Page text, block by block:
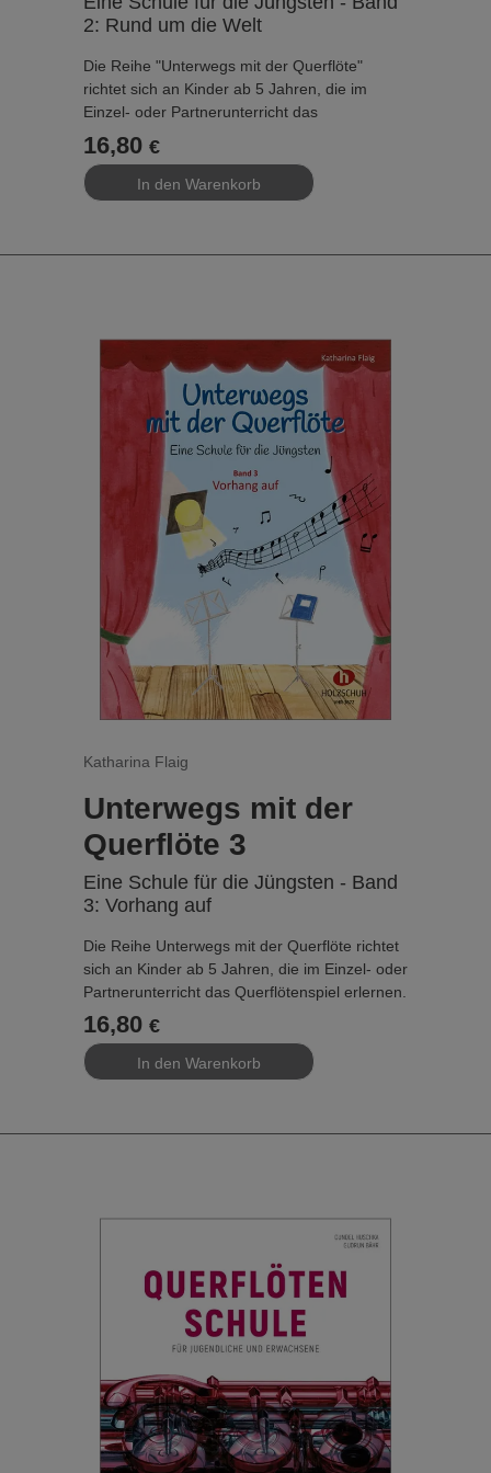
2: Rund um die Welt
Die Reihe "Unterwegs mit der Querflöte"
richtet sich an Kinder ab 5 Jahren, die im
Einzel- oder Partnerunterricht das
Querflötenspiel erlernen. Im Vordergrund steht
der Wunsch, die Schule möglichst schlank zu
gestalten und alle Informationen, die den
Schüler nicht direkt betreffen, auszulagern.
- Einfache Erklärungen – leicht verständlich für
- Duettspiel und Auswendigspiel von Anfang an
– für ein ganzheitliches Musizieren
- Umfangreiche Zusatzmaterialien – zahlreiche
Stücke, Klavierbegleitungen und Übungen
sowie der komplette Lehrerband und eine
Elternbeilage stehen kostenlos online zur
Verfügung unter: ­
www.holzschuh-
verlag.de/unterwegs
Band 2 – Rund um die Welt
… behandelt vor allem das große Thema des
Überblasens sowie wichtige musikalische
Grundlagen. Das bisher praktizierte
Auswendigspiel erhält die zusätzliche
Komponente des Transponierens. Die Lieder
werden länger und komplexer, die Erklärungen
sind jedoch nach wie vor kurz gehalten. Der
Band endet mit der Erschließung des G-Dur-
– g².
...
16,80 €
Katharina Flaig
Unterwegs mit der
Querflöte 3
Eine Schule für die Jüngsten - Band
3: Vorhang auf
Die Reihe Unterwegs mit der Querflöte richtet
sich an Kinder ab 5 Jahren, die im Einzel- oder
Partnerunterricht das Querflötenspiel erlernen.
Im Vordergrund steht der Wunsch, die Schule
möglichst schlank zu gestalten und alle
Informationen, die den Schüler nicht direkt
betreffen, auszulagern.
- Einfache Erklärungen – leicht verständlich für
- Duettspiel und Auswendigspiel von Anfang an
- Umfangreiche Zusatzmaterialien – zahlreiche
Stücke, Klavierbegleitungen und Übungen
sowie der komplette Lehrerband und eine
Elternbeilage stehen kostenlos online zur
Verfügung unter: ­
verlag.de/unterwegs
Band 3 – Vorhang auf
… rundet die flötistische Grundausbildung mit
der Ausweitung des Tonraums bis e³ ab. Ein
16,80 €